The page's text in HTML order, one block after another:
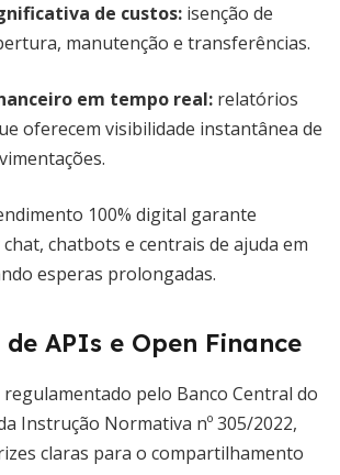
de custos: isenção de
manutenção e transferências.
em tempo real: relatórios
oferecem visibilidade instantânea de
100% digital garante
chatbots e centrais de ajuda em
esperas prolongadas.
APIs e Open Finance
regulamentado pelo Banco Central do
Instrução Normativa nº 305/2022,
claras para o compartilhamento